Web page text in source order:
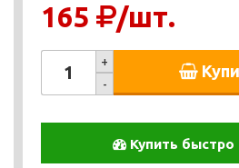
165 /шт.
+
-
Купить быстро